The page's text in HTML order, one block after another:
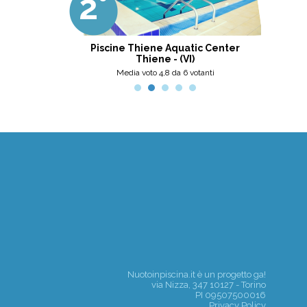
Ottima scelta, nel pinerolese il
meglio, secondo me.
Piscine Thiene Aquatic Center
Thiene - (VI)
Media voto 4,8 da 6 votanti
Nuotoinpiscina.it è un progetto ga!
via Nizza, 347 10127 - Torino
PI 09507500016